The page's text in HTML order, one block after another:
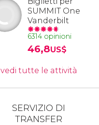
SUMMIT One
Vanderbilt
6314 opinioni
46,8US$
vedi tutte le attività
SERVIZIO DI
TRANSFER